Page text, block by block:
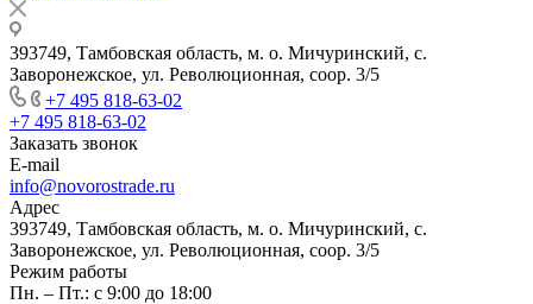
393749, Тамбовская область, м. о. Мичуринский, с.
Заворонежское, ул. Революционная, соор. 3/5
+7 495 818-63-02
+7 495 818-63-02
Заказать звонок
E-mail
info@novorostrade.ru
Адрес
393749, Тамбовская область, м. о. Мичуринский, с.
Заворонежское, ул. Революционная, соор. 3/5
Режим работы
Пн. – Пт.: с 9:00 до 18:00